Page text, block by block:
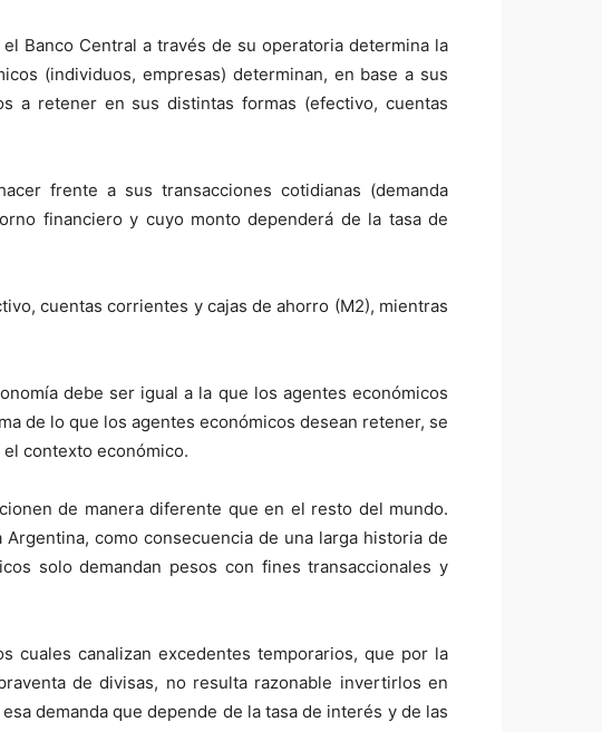
Banco Central a través de su operatoria determina la
(individuos, empresas) determinan, en base a sus
a retener en sus distintas formas (efectivo, cuentas
frente a sus transacciones cotidianas (demanda
financiero y cuyo monto dependerá de la tasa de
cuentas corrientes y cajas de ahorro (M2), mientras
debe ser igual a la que los agentes económicos
de lo que los agentes económicos desean retener, se
contexto económico.
de manera diferente que en el resto del mundo.
como consecuencia de una larga historia de
solo demandan pesos con fines transaccionales y
cuales canalizan excedentes temporarios, que por la
de divisas, no resulta razonable invertirlos en
demanda que depende de la tasa de interés y de las